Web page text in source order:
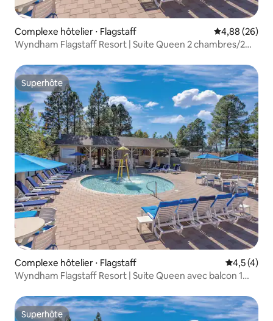
Complexe hôtelier ⋅ Flagstaff Évaluation
4,88 (26)
Wyndham Flagstaff Resort | Suite Queen 2 chambres/2
Superhôte
Superhôte
Complexe hôtelier ⋅ Flagstaff Évaluation
4,5 (4)
Wyndham Flagstaff Resort | Suite Queen avec balcon 1
Superhôte